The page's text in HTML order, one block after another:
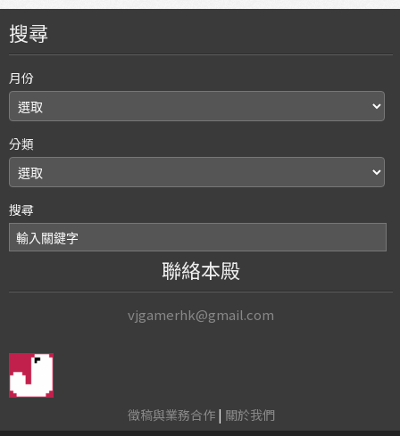
搜尋
月份
分類
搜尋
聯絡本殿
vjgamerhk@gmail.com
徵稿與業務合作| 關於我們